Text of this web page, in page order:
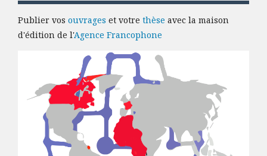
Publier vos ouvrages et votre thèse avec la maison
d'édition de l'Agence Francophone